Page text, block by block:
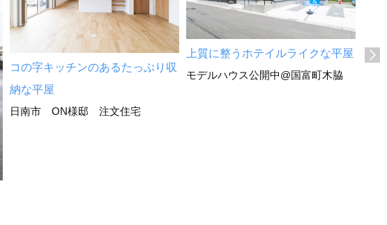
コの字キッチンのあるたっぷり収
納な平屋
日南市 ON様邸 注文住宅
上質に整うホテイルライクな平屋
モデルハウス公開中@国富町木脇
家